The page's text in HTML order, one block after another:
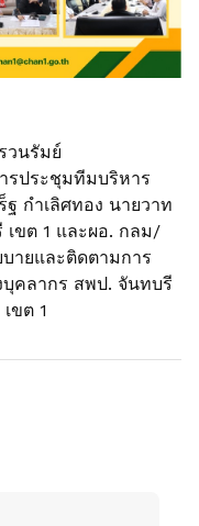
วนรัมย์
รประชุมทีมบริหาร
ฐ กำเลิศทอง นายวาท
ขต 1 และผอ. กลม/
ายและติดตามการ
คลากร สพป. จันทบรี
ขต 1